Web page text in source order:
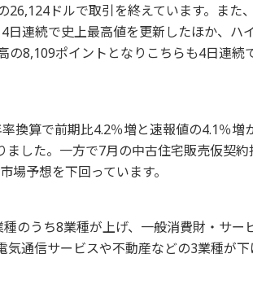
26,124ドルで取引を終えています。また
日連続で史上最高値を更新したほか、ハ
の8,109ポイントとなりこちらも4日連続
換算で前期比4.2％増と速報値の4.1％増
ました。一方で7月の中古住宅販売仮契
場予想を下回っています。
のうち8業種が上げ、一般消費財・サー
通信サービスや不動産などの3業種が下